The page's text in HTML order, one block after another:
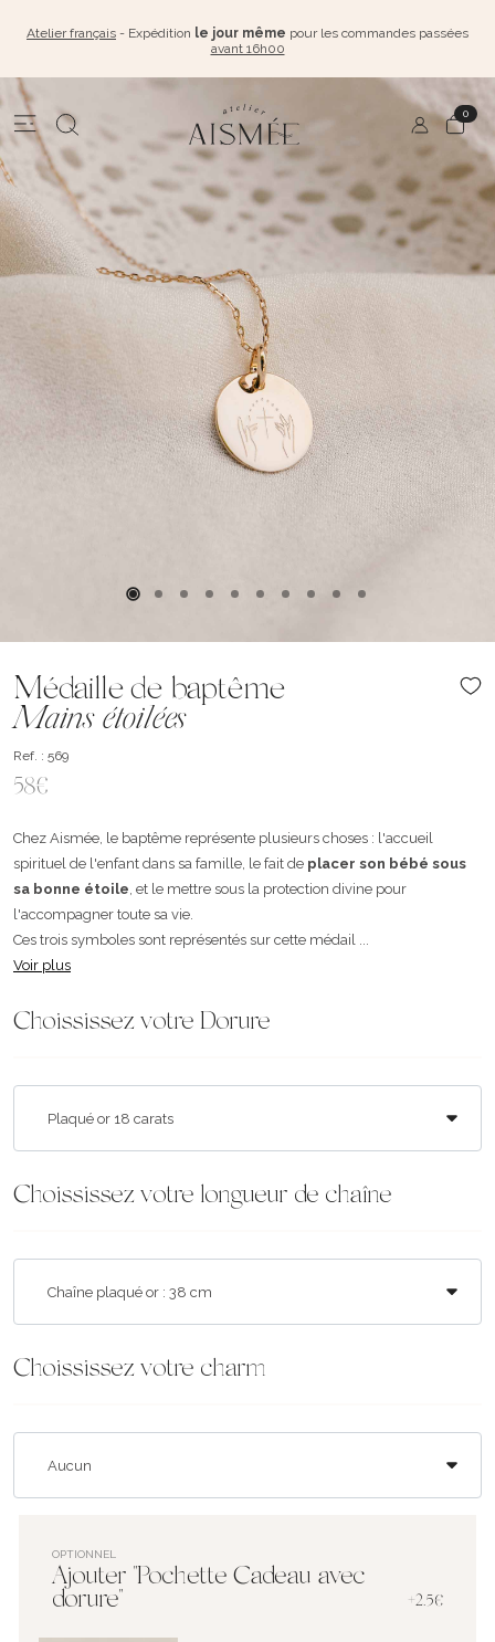
Atelier français - Expédition le jour même pour les commandes passées
avant 16h00
0
Médaille de baptême
Mains étoilées
Ref. : 569
58€
Chez Aismée, le baptême représente plusieurs choses : l'accueil
spirituel de l'enfant dans sa famille, le fait de placer son bébé sous
sa bonne étoile, et le mettre sous la protection divine pour
l'accompagner toute sa vie.
Ces trois symboles sont représentés sur cette médail ...
Voir plus
Choississez votre Dorure
Choississez votre longueur de chaîne
Choississez votre charm
OPTIONNEL
Ajouter "Pochette Cadeau avec
dorure"
+2.5€